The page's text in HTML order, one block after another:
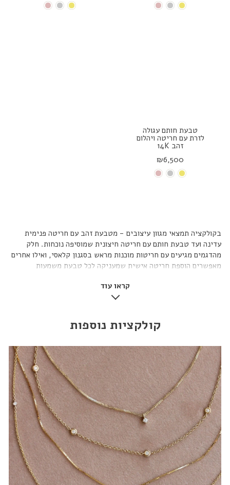
טבעת חותם עגולה
לזרת עם חריטה ויהלום
זהב 14K
₪6,500
בקולקציה תמצאי מגוון עיצובים - מטבעת זהב עם חריטה פנימית
עדינה ועד טבעת חותם עם חריטה חיצונית שמוסיפה נוכחות. חלק
מהדגמים מגיעים עם חריטות מוכנות מראש בסגנון קלאסי, ואילו אחרים
מאפשרים הוספת חריטה אישית שמעניקה לכל טבעת משמעות
טבעת חריטה לאישה יכולה לשמש כטבעת נישואין עם ערך רגשי נוסף,
משאירה חותם מיוחד משל עצמה.
טבעות חריטה משתלבות בקלות עם טבעות זהב חלקות לסט
מינימליסטי, עם טבעות משובצות יהלומים למראה יוקרתי יותר, או עם
טבעות אבני חן שמוסיפות צבע ואופי. כך נוצר שילוב שמחבר בין
פשטות, יוקרה ונגיעה אישית.
קראו עוד
קולקציות נוספות